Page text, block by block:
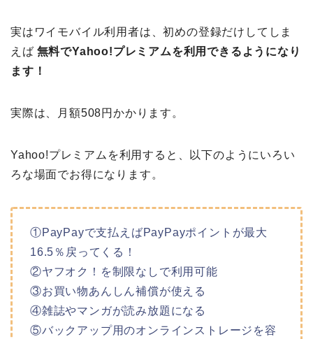
実はワイモバイル利用者は、初めの登録だけしてしま
えば 無料でYahoo!プレミアムを利用できるようになり
ます！
実際は、月額508円かかります。
Yahoo!プレミアムを利用すると、以下のようにいろい
ろな場面でお得になります。
①PayPayで支払えばPayPayポイントが最大
16.5％戻ってくる！
②ヤフオク！を制限なしで利用可能
③お買い物あんしん補償が使える
④雑誌やマンガが読み放題になる
⑤バックアップ用のオンラインストレージを容